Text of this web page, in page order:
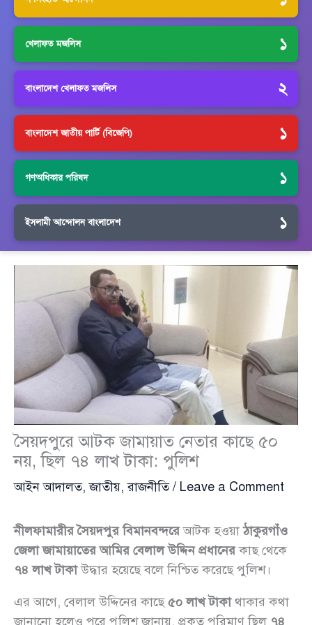
খেলাফত মজলিস ১
বাংলাদেশ খেলাফত মজলিস ২
বাংলাদেশ জাতীয় পার্টি (বিজেপি) ১
গণঅধিকার পরিষদ ১
ইসলামী আন্দোলন বাংলাদেশ ১
সৈয়দপুরে আটক জামায়াত নেতার কাছে ৫০
নয়, ছিল ৭৪ লাখ টাকা: পুলিশ
আইন আদালত,জাতীয়,রাজনীতি/ Leave a Comment
নীলফামারীর সৈয়দপুর বিমানবন্দরেআটক হওয়াঠাকুরগাঁও
জেলা জামায়াতের আমির বেলাল উদ্দিন প্রধানেরকাছ থেকে
৭৪ লাখ টাকাউদ্ধার হয়েছে বলে নিশ্চিত করেছে পুলিশ।
এর আগে, বেলাল উদ্দিনের কাছে৫০ লাখ টাকাথাকার কথা
জানানো হলেও পরে পুলিশ জানায়, প্রকৃত পরিমাণ ছিল ৭৪